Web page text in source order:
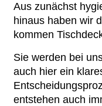
Aus zunächst
hinaus haben wir
kommen
Sie werden bei
auch hier ein
entstehen auch